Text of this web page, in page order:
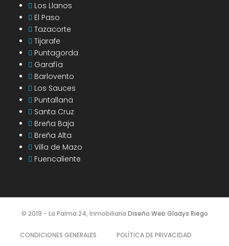
Los Llanos
El Paso
Tazacorte
Tijarafe
Puntagorda
Garafía
Barlovento
Los Sauces
Puntallana
Santa Cruz
Breña Baja
Breña Alta
Villa de Mazo
Fuencaliente
© 2019 - La Palma 24, Inmobiliaria Diseño Web Gladys Riego
CONDICIONES GENERALES POLÍTICA DE PRIVACIDAD